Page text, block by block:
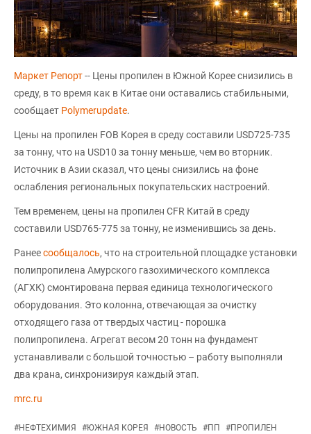
Маркет Репорт-- Цены пропилен в Южной Корее снизились в
среду, в то время как в Китае они оставались стабильными,
сообщает Polymerupdate.
Цены на пропилен FOB Корея в среду составили USD725-735
за тонну, что на USD10 за тонну меньше, чем во вторник.
Источник в Азии сказал, что цены снизились на фоне
ослабления региональных покупательских настроений.
Тем временем, цены на пропилен CFR Китай в среду
составили USD765-775 за тонну, не изменившись за день.
Ранеесообщалось, что на строительной площадке установки
полипропилена Амурского газохимического комплекса
(АГХК) смонтирована первая единица технологического
оборудования. Это колонна, отвечающая за очистку
отходящего газа от твердых частиц - порошка
полипропилена. Агрегат весом 20 тонн на фундамент
устанавливали с большой точностью – работу выполняли
два крана, синхронизируя каждый этап.
mrc.ru
#НЕФТЕХИМИЯ #ЮЖНАЯ КОРЕЯ #НОВОСТЬ #ПП #ПРОПИЛЕН